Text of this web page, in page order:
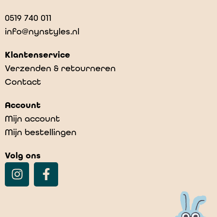
0519 740 011
info@nynstyles.nl
Klantenservice
Verzenden & retourneren
Contact
Account
Mijn account
Mijn bestellingen
Volg ons